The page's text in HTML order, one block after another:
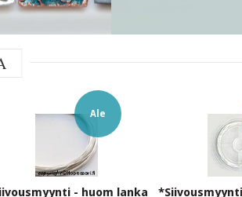
Ale
- huom lanka